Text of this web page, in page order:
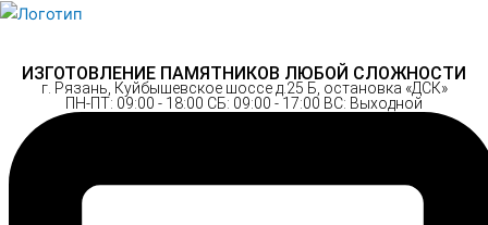
Перейти
содержимому
ИЗГОТОВЛЕНИЕ ПАМЯТНИКОВ ЛЮБОЙ СЛОЖНОСТИ
г. Рязань, Куйбышевское шоссе д.25 Б, остановка «ДСК»
ПН-ПТ: 09:00 - 18:00 СБ: 09:00 - 17:00 ВС: Выходной